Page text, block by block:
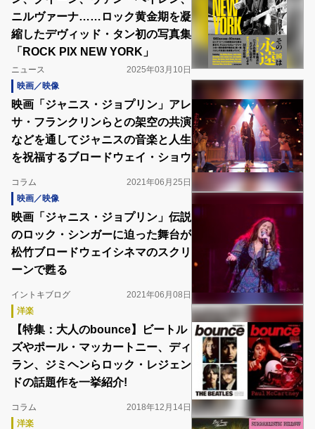
ニルヴァーナ……ロック黄金期を凝
縮したデヴィッド・タン初の写真集
「ROCK PIX NEW YORK」
ニュース
2025年03月10日
映画／映像
映画「ジャニス・ジョプリン」アレ
サ・フランクリンらとの架空の共演
などを通してジャニスの音楽と人生
を祝福するブロードウェイ・ショウ
コラム
2021年06月25日
映画／映像
映画「ジャニス・ジョプリン」伝説
のロック・シンガーに迫った舞台が
松竹ブロードウェイシネマのスクリ
ーンで甦る
イントキブログ
2021年06月08日
洋楽
【特集：大人のbounce】ビートル
ズやポール・マッカートニー、ディ
ラン、ジミヘンらロック・レジェン
ドの話題作を一挙紹介!
コラム
2018年12月14日
洋楽